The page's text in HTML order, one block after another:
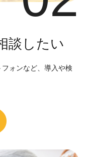
談したい
ォンなど、導入や検